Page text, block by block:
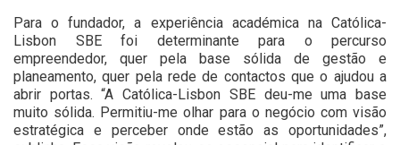
Para o fundador, a experiência académica na Católica-
Lisbon SBE foi determinante para o percurso
empreendedor, quer pela base sólida de gestão e
planeamento, quer pela rede de contactos que o ajudou a
abrir portas. “A Católica-Lisbon SBE deu-me uma base
muito sólida. Permitiu-me olhar para o negócio com visão
estratégica e perceber onde estão as oportunidades”,